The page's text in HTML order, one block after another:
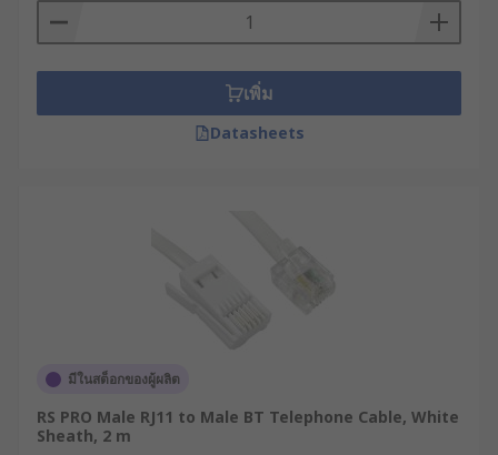
เพิ่ม
Datasheets
มีในสต็อกของผู้ผลิต
RS PRO Male RJ11 to Male BT Telephone Cable, White
Sheath, 2 m